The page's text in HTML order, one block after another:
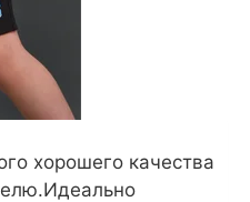
хорошего качества